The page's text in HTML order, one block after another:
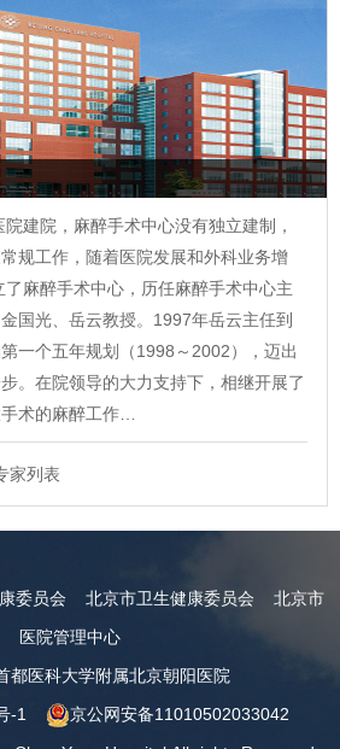
建院，麻醉手术中心没有独立建制，
规工作，随着医院发展和外科业务增
麻醉手术中心，历任麻醉手术中心主
国光、岳云教授。1997年岳云主任到
一个五年规划（1998～2002），迈出
。在院领导的大力支持下，相继开展了
术的麻醉工作…
家列表
委员会 北京市卫生健康委员会
北京市
医院管理中心
都医科大学附属北京朝阳医院
-1
京公网安备11010502033042